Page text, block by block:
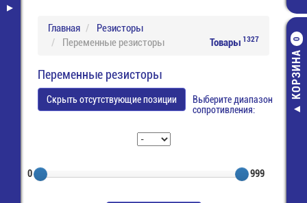
КОРЗИНА
0
Главная
Резисторы
Переменные резисторы
Товары 1327
Переменные резисторы
Скрыть отсутствующие позиции
Выберите диапазон
сопротивления:
0 999